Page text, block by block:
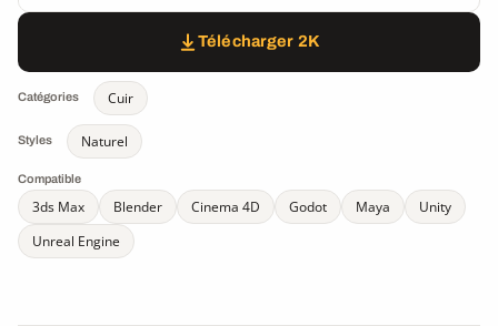
Télécharger 2K
Catégories Cuir
Styles Naturel
Compatible
3ds Max Blender Cinema 4D Godot Maya
Unity
Unreal Engine